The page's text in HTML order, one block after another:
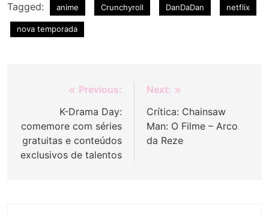
Tagged: anime Crunchyroll DanDaDan netflix
nova temporada
Navegação
Post
Previous:
K-Drama Day:
comemore com séries
gratuitas e conteúdos
exclusivos de talentos
Next:
Crítica: Chainsaw
Man: O Filme – Arco
da Reze